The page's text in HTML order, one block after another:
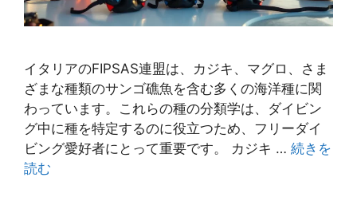
イタリアのFIPSAS連盟は、カジキ、マグロ、さま
ざまな種類のサンゴ礁魚を含む多くの海洋種に関
わっています。これらの種の分類学は、ダイビン
グ中に種を特定するのに役立つため、フリーダイ
ビング愛好者にとって重要です。 カジキ … 続きを
読む